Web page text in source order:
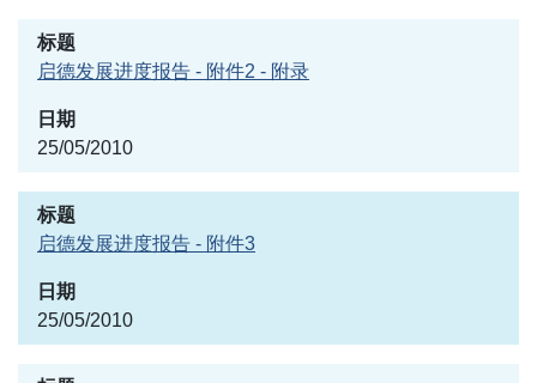
启德发展进度报告 - 附件2 - 附录
25/05/2010
启德发展进度报告 - 附件3
25/05/2010